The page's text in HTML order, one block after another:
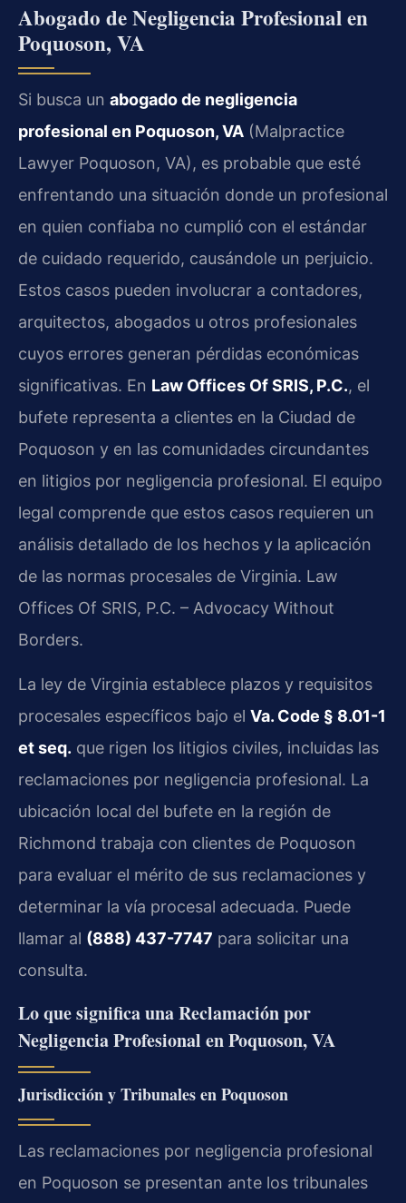
Abogado de Negligencia Profesional en
Poquoson, VA
Si busca un abogado de negligencia
profesional en Poquoson, VA (Malpractice
Lawyer Poquoson, VA), es probable que esté
enfrentando una situación donde un profesional
en quien confiaba no cumplió con el estándar
de cuidado requerido, causándole un perjuicio.
Estos casos pueden involucrar a contadores,
arquitectos, abogados u otros profesionales
cuyos errores generan pérdidas económicas
significativas. En Law Offices Of SRIS, P.C., el
bufete representa a clientes en la Ciudad de
Poquoson y en las comunidades circundantes
en litigios por negligencia profesional. El equipo
legal comprende que estos casos requieren un
análisis detallado de los hechos y la aplicación
de las normas procesales de Virginia. Law
Offices Of SRIS, P.C. – Advocacy Without
Borders.
La ley de Virginia establece plazos y requisitos
procesales específicos bajo el Va. Code § 8.01-1
et seq. que rigen los litigios civiles, incluidas las
reclamaciones por negligencia profesional. La
ubicación local del bufete en la región de
Richmond trabaja con clientes de Poquoson
para evaluar el mérito de sus reclamaciones y
determinar la vía procesal adecuada. Puede
llamar al (888) 437-7747 para solicitar una
consulta.
Lo que significa una Reclamación por
Negligencia Profesional en Poquoson, VA
Jurisdicción y Tribunales en Poquoson
Las reclamaciones por negligencia profesional
en Poquoson se presentan ante los tribunales